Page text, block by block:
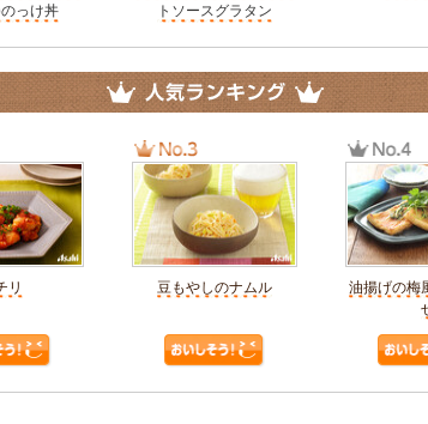
っけ丼
トソースグラタン
リ 豆もやしのナムル
油揚げの梅